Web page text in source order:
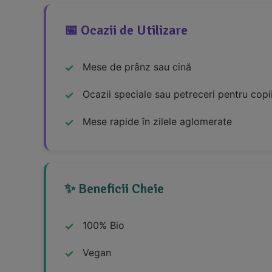
📅 Ocazii de Utilizare
Mese de prânz sau cină
Ocazii speciale sau petreceri pentru
Mese rapide în zilele aglomerate
✨ Beneficii Cheie
100% Bio
Vegan